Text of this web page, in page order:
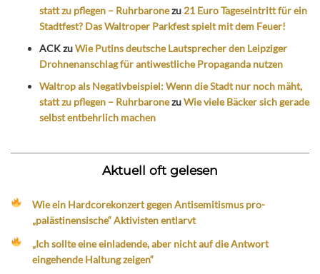
statt zu pflegen – Ruhrbaronezu 21 Euro Tageseintritt für ein
Stadtfest? Das Waltroper Parkfest spielt mit dem Feuer!
ACKzuWie Putins deutsche Lautsprecher den Leipziger
Drohnenanschlag für antiwestliche Propaganda nutzen
Waltrop als Negativbeispiel: Wenn die Stadt nur noch mäht,
statt zu pflegen – RuhrbaronezuWie viele Bäcker sich gerade
selbst entbehrlich machen
Aktuell oft gelesen
Wie ein Hardcorekonzert gegen Antisemitismus pro-
„palästinensische“ Aktivisten entlarvt
„Ich sollte eine einladende, aber nicht auf die Antwort
eingehende Haltung zeigen“